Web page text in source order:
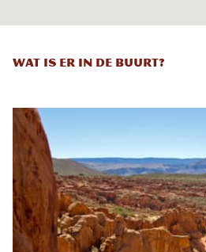
Wat is er in de buurt?